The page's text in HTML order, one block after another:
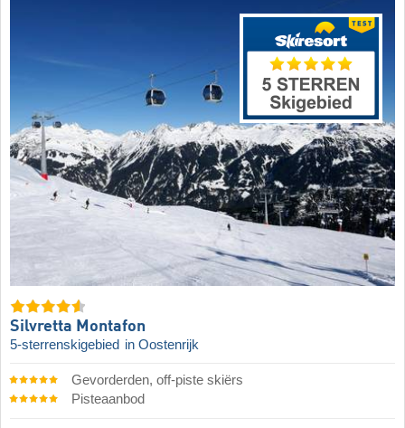
Silvretta Montafon
5-sterrenskigebied in Oostenrijk
Gevorderden, off-piste skiërs
Pisteaanbod